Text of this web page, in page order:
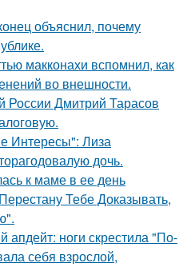
объяснил, почему
макконахи вспомнил, как
во внешности.
России Дмитрий Тарасов
Интересы": Лиза
дочь.
к маме в ее день
Тебе Доказывать,
апдейт: ноги скрестила "По-
себя взрослой,